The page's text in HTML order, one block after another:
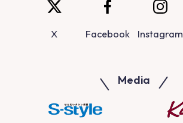
X Facebook Instagram
Media